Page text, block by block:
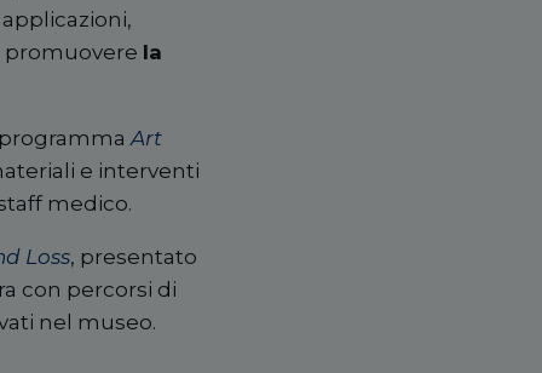
promuovere la
Art
e interventi
medico.
Loss, presentato
con percorsi di
nel museo.